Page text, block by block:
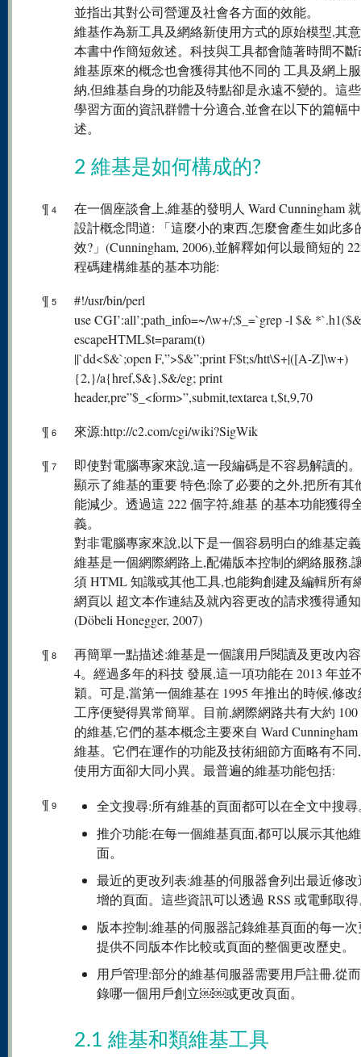
並指出其對公司營運及社會各方面的效能。
維基作為新工具及網絡新使用方式的原始模型,其
本書中作簡短敘述。科技與工具都會隨著時間不
維基原來的概念也會獲得其他不同的 工具及網上
納,但維基自身的功能及特點卻是永遠不變的。這
學習方面的資訊群體十分適合,並會在以下的篇幅
述。
2 維基是如何構成的?
¶ 4
在一個座談會上,維基的發明人 Ward Cunningham
設計概念問道: 「這麼小的東西,怎麼會產生如此多
效?」(Cunningham, 2006),並解釋如何以最簡短的
程碼建構維基的基本功能:
¶ 5
#!/usr/bin/perl
use CGI’:all’;path_info=~/\w+/;$_=`grep -l $&
escapeHTML$t=param(t)
||`dd<$&`;open F,”>$&”;print F$t;s/htt\S+|([A-Z]\w+)
{2,}/a{href,$&},$&/eg; print
header,pre”$_<form>”,submit,textarea t,$t,9,70
¶ 6
來源:http://c2.com/cgi/wiki?SigWik
¶ 7
即使對電腦專家來說,這一段編碼是不容易解讀的
顯示了維基的重要 特色:除了必要的之外,把所有其
能減少。透過這 222 個字符,維基 的基本功能獲得
義。
對非電腦專家來說,以下是一個容易明白的維基定
維基是一個網際網路上,配備版本控制的網絡服務,
須 HTML 知識或其他工具,也能夠創建及編輯所有
網頁以 超文本作連結及就內容更改的請求獲得通
(Döbeli Honegger, 2007)
¶ 8
再簡單一點描述:維基是一個讓用戶閱讀及更改內
4。經過多年的科技 發展,這一項功能在 2013 年並
穎。可是,當第一個維基在 1995 年推出的時候,修
工序便變得異常簡單。目前,網際網路共有大約
的維基,它們的基本概念主要來自 Ward
維基。它們在運作的功能及技術細節方面略有不同
使用方面卻大同小異。最普遍的維基功能包括:
¶ 9
全文搜尋:所有維基的頁面都可以在全文中搜尋
推介功能:在每一個維基頁面,都可以展示其他
面。
最近的更改列表:維基的伺服器會列出最近修
增的頁面。這些資訊可以透過 RSS 或電郵取
版本控制:維基的伺服器記錄維基頁面的每一
提供不同版本作比較或頁面的整個更改歷史。
用戶管理:部分的維基伺服器需要用戶註冊,從
錄哪一個用戶創立￼￼或更改頁面。
2.1 維基和類維基工具